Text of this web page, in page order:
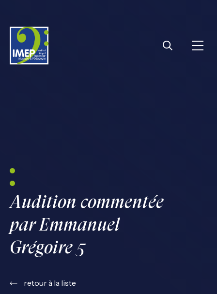
Audition commentée
par Emmanuel
Grégoire 5
retour à la liste